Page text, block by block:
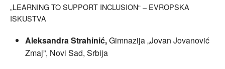
„LEARNING TO SUPPORT INCLUSION“ – EVROPSKA
ISKUSTVA
Aleksandra Strahinić,Gimnazija „Jovan Jovanović
Zmaj”, Novi Sad, Srbija